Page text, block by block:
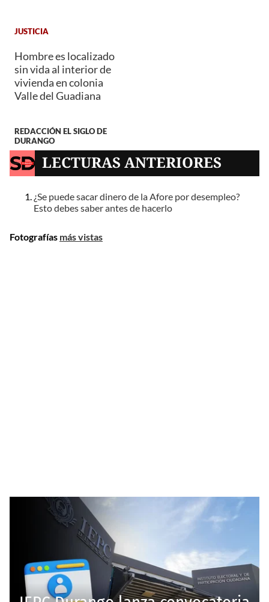
JUSTICIA
Hombre es localizado
sin vida al interior de
vivienda en colonia
Valle del Guadiana
REDACCIÓN EL SIGLO DE
DURANGO
LECTURAS ANTERIORES
¿Se puede sacar dinero de la Afore por desempleo?
Esto debes saber antes de hacerlo
Fotografías más vistas